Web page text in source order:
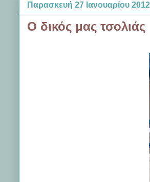
Παρασκευή 27 Ιανουαρίου 2012
Ο δικός μας τσολιάς